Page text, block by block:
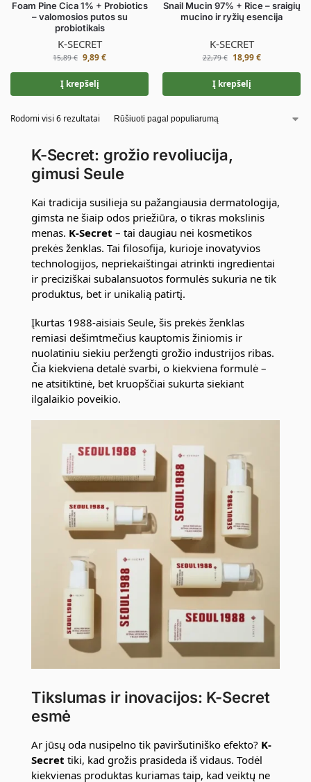
Foam Pine Cica 1% + Probiotics
– valomosios putos su
probiotikais
K-SECRET
15,89€ 9,89€
Į krepšelį
Snail Mucin 97% + Rice – sraigių
mucino ir ryžių esencija
K-SECRET
22,79€ 18,99€
Į krepšelį
Rodomi visi 6 rezultatai
K-Secret: grožio revoliucija,
gimusi Seule
Kai tradicija susilieja su pažangiausia dermatologija,
gimsta ne šiaip odos priežiūra, o tikras mokslinis
menas. K-Secret – tai daugiau nei kosmetikos
prekės ženklas. Tai filosofija, kurioje inovatyvios
technologijos, nepriekaištingai atrinkti ingredientai
ir preciziškai subalansuotos formulės sukuria ne tik
produktus, bet ir unikalią patirtį.
Įkurtas 1988-aisiais Seule, šis prekės ženklas
remiasi dešimtmečius kauptomis žiniomis ir
nuolatiniu siekiu peržengti grožio industrijos ribas.
Čia kiekviena detalė svarbi, o kiekviena formulė –
ne atsitiktinė, bet kruopščiai sukurta siekiant
ilgalaikio poveikio.
Tikslumas ir inovacijos: K-Secret
esmė
Ar jūsų oda nusipelno tik paviršutiniško efekto? K-
Secret tiki, kad grožis prasideda iš vidaus. Todėl
kiekvienas produktas kuriamas taip, kad veiktų ne